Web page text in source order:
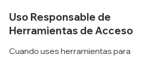
Uso Responsable de
Herramientas de Acceso
Cuando uses herramientas para